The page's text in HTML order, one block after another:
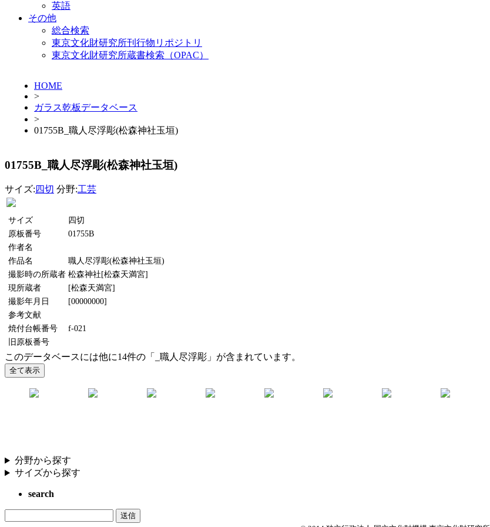
英語
その他
総合検索
東京文化財研究所刊行物リポジトリ
東京文化財研究所蔵書検索（OPAC）
HOME
>
ガラス乾板データベース
>
01755B_職人尽浮彫(松森神社玉垣)
01755B_職人尽浮彫(松森神社玉垣)
サイズ: 四切 分野:工芸
サイズ
四切
原板番号
01755B
作者名
作品名
職人尽浮彫(松森神社玉垣)
撮影時の所蔵者 松森神社[松森天満宮]
現所蔵者
[松森天満宮]
撮影年月日
[00000000]
参考文献
焼付台帳番号
f-021
旧原板番号
このデータベースには他に14件の「_職人尽浮彫」が含まれています。
分野から探す
サイズから探す
search